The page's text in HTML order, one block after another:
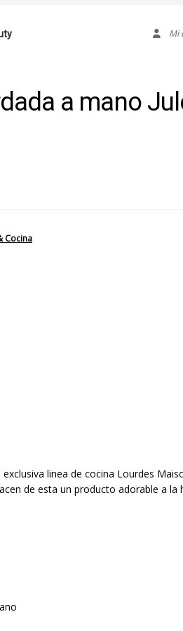
Mi
a mano
Cocina
linea de cocina Lourdes
de esta un producto adorable a la